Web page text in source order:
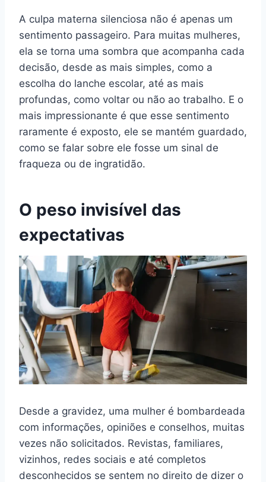
A culpa materna silenciosa não é apenas um
sentimento passageiro. Para muitas mulheres,
ela se torna uma sombra que acompanha cada
decisão, desde as mais simples, como a
escolha do lanche escolar, até as mais
profundas, como voltar ou não ao trabalho. E o
mais impressionante é que esse sentimento
raramente é exposto, ele se mantém guardado,
como se falar sobre ele fosse um sinal de
fraqueza ou de ingratidão.
O peso invisível das
expectativas
Desde a gravidez, uma mulher é bombardeada
com informações, opiniões e conselhos, muitas
vezes não solicitados. Revistas, familiares,
vizinhos, redes sociais e até completos
desconhecidos se sentem no direito de dizer o